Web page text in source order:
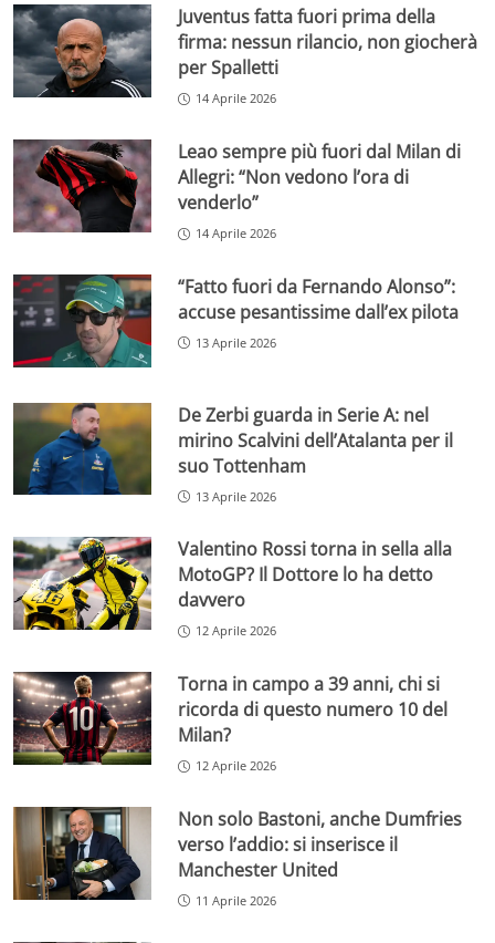
Juventus fatta fuori prima della
firma: nessun rilancio, non giocherà
per Spalletti
14 Aprile 2026
Leao sempre più fuori dal Milan di
Allegri: “Non vedono l’ora di
venderlo”
14 Aprile 2026
“Fatto fuori da Fernando Alonso”:
accuse pesantissime dall’ex pilota
13 Aprile 2026
De Zerbi guarda in Serie A: nel
mirino Scalvini dell’Atalanta per il
suo Tottenham
13 Aprile 2026
Valentino Rossi torna in sella alla
MotoGP? Il Dottore lo ha detto
davvero
12 Aprile 2026
Torna in campo a 39 anni, chi si
ricorda di questo numero 10 del
Milan?
12 Aprile 2026
Non solo Bastoni, anche Dumfries
verso l’addio: si inserisce il
Manchester United
11 Aprile 2026